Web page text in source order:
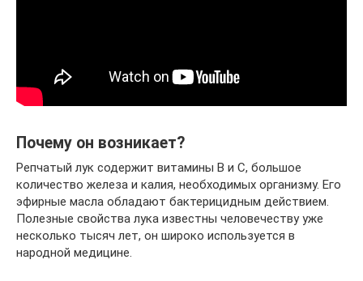
Почему он возникает?
Репчатый лук содержит витамины B и C, большое
количество железа и калия, необходимых организму. Его
эфирные масла обладают бактерицидным действием.
Полезные свойства лука известны человечеству уже
несколько тысяч лет, он широко используется в
народной медицине.